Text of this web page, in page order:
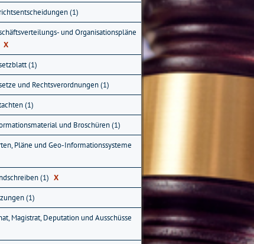
(1)
und Organisationspläne
X
(1)
und Rechtsverordnungen (1)
(1)
und Broschüren (1)
Pläne und Geo-Informationssysteme
(1) X
(1)
Magistrat, Deputation und Ausschüsse